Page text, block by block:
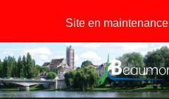
Site en maintenance